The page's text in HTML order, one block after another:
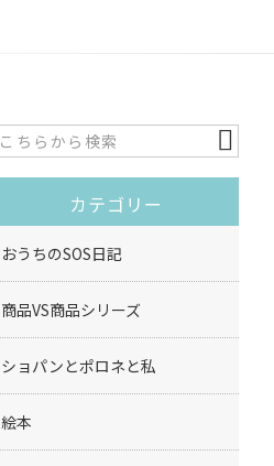
カテゴリー
おうちのSOS日記
商品VS商品シリーズ
ショパンとポロネと私
絵本